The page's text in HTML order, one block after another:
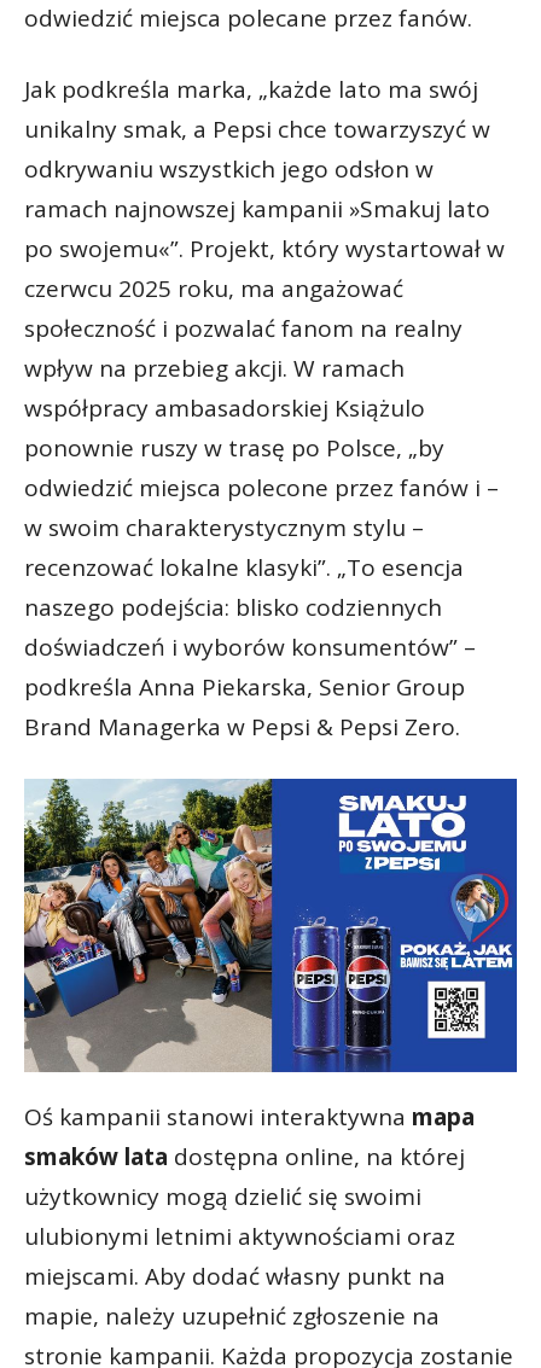
odwiedzić miejsca polecane przez fanów.
Jak podkreśla marka, „każde lato ma swój
unikalny smak, a Pepsi chce towarzyszyć w
odkrywaniu wszystkich jego odsłon w
ramach najnowszej kampanii »Smakuj lato
po swojemu«”. Projekt, który wystartował w
czerwcu 2025 roku, ma angażować
społeczność i pozwalać fanom na realny
wpływ na przebieg akcji. W ramach
współpracy ambasadorskiej Książulo
ponownie ruszy w trasę po Polsce, „by
odwiedzić miejsca polecone przez fanów i –
w swoim charakterystycznym stylu –
recenzować lokalne klasyki”. „To esencja
naszego podejścia: blisko codziennych
doświadczeń i wyborów konsumentów” –
podkreśla Anna Piekarska, Senior Group
Brand Managerka w Pepsi & Pepsi Zero.
Oś kampanii stanowi interaktywna mapa
smaków lata dostępna online, na której
użytkownicy mogą dzielić się swoimi
ulubionymi letnimi aktywnościami oraz
miejscami. Aby dodać własny punkt na
mapie, należy uzupełnić zgłoszenie na
stronie kampanii. Każda propozycja zostanie